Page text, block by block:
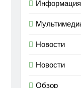
Информация
Новости
Новости
Обзор